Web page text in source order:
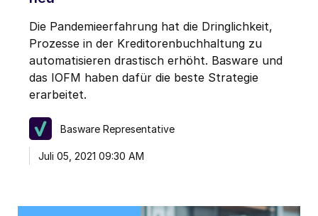
Die Pandemieerfahrung hat die Dringlichkeit,
Prozesse in der Kreditorenbuchhaltung zu
automatisieren drastisch erhöht. Basware und
das IOFM haben dafür die beste Strategie
erarbeitet.
Basware Representative
Juli 05, 2021 09:30 AM